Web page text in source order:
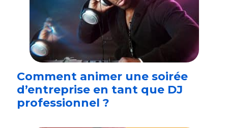
Comment animer une soirée
d’entreprise en tant que DJ
professionnel ?